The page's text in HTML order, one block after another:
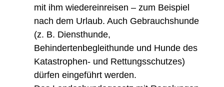
mit ihm wiedereinreisen – zum Beispiel
nach dem Urlaub. Auch Gebrauchshunde
(z. B. Diensthunde,
Behindertenbegleithunde und Hunde des
Katastrophen- und Rettungsschutzes)
dürfen eingeführt werden.